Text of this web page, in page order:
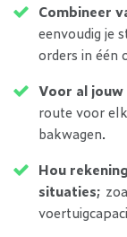
Combineer
eenvoudig je
orders in één
Voor al
route voor
bakwagen.
Hou
situaties;